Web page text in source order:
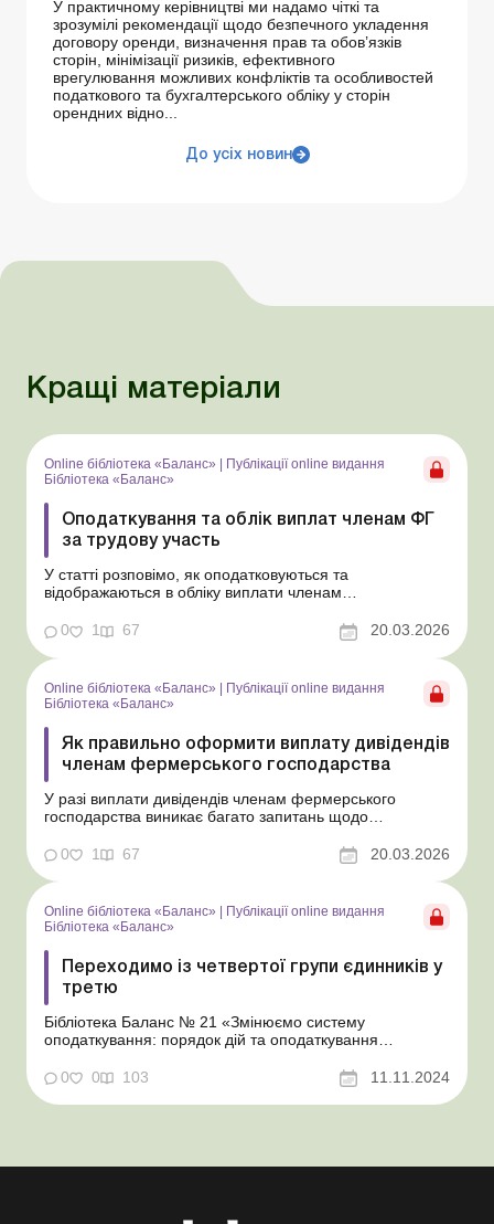
У практичному керівництві ми надамо чіткі та
зрозумілі рекомендації щодо безпечного укладення
договору оренди, визначення прав та обов’язків
сторін, мінімізації ризиків, ефективного
врегулювання можливих конфліктів та особливостей
податкового та бухгалтерського обліку у сторін
орендних відно...
До усіх новин
Кращі матеріали
Online бібліотека «Баланс»
Публікації online видання
Бібліотека «Баланс»
Оподаткування та облік виплат членам ФГ
за трудову участь
У статті розповімо, як оподатковуються та
відображаються в обліку виплати членам
не є зарплатою та не вважаються дивідендами.
Бібліотека Баланс № 5 «Дивіденди: інструкція з
оформлення, обліку та оподаткування» На відміну від
осіб, з...
0 1 67 20.03.2026
Online бібліотека «Баланс» | Публікації online видання
Бібліотека «Баланс»
Як правильно оформити виплату дивідендів
членам фермерського господарства
У разі виплати дивідендів членам фермерського
господарства виникає багато запитань щодо
оформлення. Відповіді на основні з них надамо в цій
статті. Бібліотека Баланс № 5 «Дивіденди: інструкція з
оформлення, обліку та оподаткування» Поряд...
0 1 67 20.03.2026
Online бібліотека «Баланс» | Публікації online видання
Бібліотека «Баланс»
Переходимо із четвертої групи єдинників у
третю
Бібліотека Баланс № 21 «Змінюємо систему
оподаткування: порядок дій та оподаткування
групи платників єдиного податку (далі – ЄП) ми
розповіли в матеріалі «Як перейти із загальної системи
в третю групу єдинників». А тут...
0 0 103 11.11.2024